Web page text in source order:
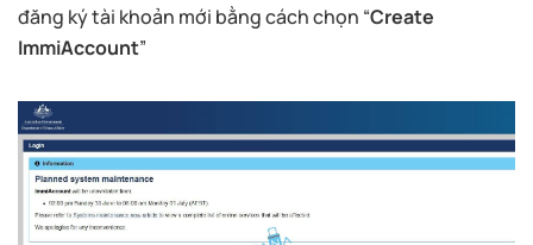
đăng ký tài khoản mới bằng cách chọn “Create
ImmiAccount”